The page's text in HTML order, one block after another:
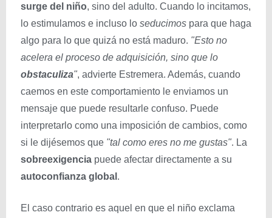
surge del niño, sino del adulto. Cuando lo incitamos,
lo estimulamos e incluso lo seducimos para que haga
algo para lo que quizá no está maduro. "Esto no
acelera el proceso de adquisición, sino que lo
obstaculiza", advierte Estremera. Además, cuando
caemos en este comportamiento le enviamos un
mensaje que puede resultarle confuso. Puede
interpretarlo como una imposición de cambios, como
si le dijésemos que "tal como eres no me gustas". La
sobreexigencia puede afectar directamente a su
autoconfianza global .
El caso contrario es aquel en que el niño exclama